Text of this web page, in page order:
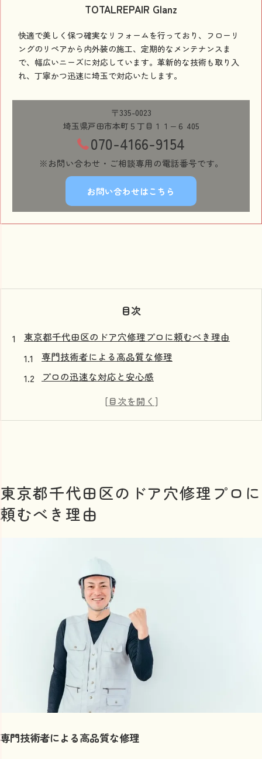
TOTALREPAIR Glanz
快適で美しく保つ確実なリフォームを行っており、フローリ
ングのリペアから内外装の施工、定期的なメンテナンスま
で、幅広いニーズに対応しています。革新的な技術も取り入
れ、丁寧かつ迅速に埼玉で対応いたします。
〒335-0023
埼玉県戸田市本町５丁目１１−６ 405
070-4166-9154
※お問い合わせ・ご相談専用の電話番号です。
お問い合わせはこちら
目次
東京都千代田区のドア穴修理プロに頼むべき理由
専門技術者による高品質な修理
プロの迅速な対応と安心感
保証付きサービスで安心
必要な道具と材料のリスト
穴の大きさに応じた修理方法
パテの塗り方と仕上げ
防犯性を高めるDIYテクニック
DIYの成功事例と失敗事例
ドア穴修理費用の相場と見積もりのポイント
修理費用の基本的な要素
千代田区の平均修理費用を知る
見積もりの注意点と隠れた費用
費用を抑えるためのコツ
コストに見合った修理の質
相場を比較して業者を選ぶ
東京都千代田区のドア穴修理プロに
頼むべき理由
専門技術者による高品質な修理